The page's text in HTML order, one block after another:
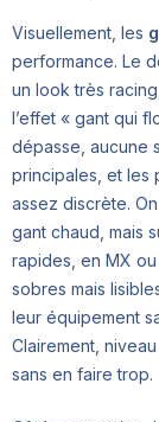
Visuellement, les
performance. Le
un look très
l’effet « gant qui
dépasse, aucune
principales, et les
assez discrète.
gant chaud, mais
rapides, en MX
sobres mais
leur équipement
Clairement,
sans en faire trop.